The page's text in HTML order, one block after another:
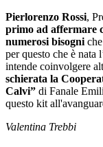
Pierlorenzo Rossi,
primo ad affermare
numerosi bisogni
per questo che è nata
intende coinvolgere
schierata la
Calvi” di Fanale
questo kit
Valentina Trebbi